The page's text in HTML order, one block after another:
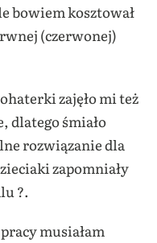
bowiem kosztował
(czerwonej)
zajęło mi też
dlatego śmiało
rozwiązanie dla
zapomniały
?.
musiałam